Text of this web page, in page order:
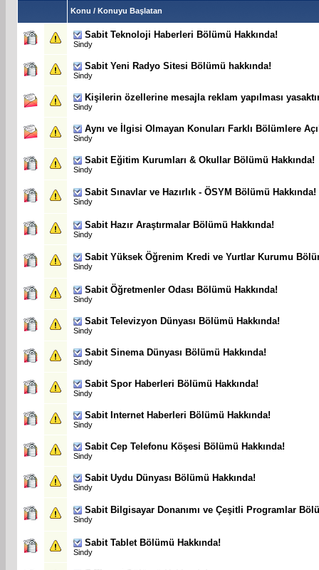
Konu / Konuyu Başlatan
Sabit Teknoloji Haberleri Bölümü Hakkında!
Sindy
Sabit Yeni Radyo Sitesi Bölümü hakkında!
Sindy
Kişilerin özellerine mesajla reklam yapılması
Sindy
Aynı ve İlgisi Olmayan Konuları Farklı Bölümlere
Sindy
Sabit Eğitim Kurumları & Okullar Bölümü Hakkında!
Sindy
Sabit Sınavlar ve Hazırlık - ÖSYM Bölümü Hakkında!
Sindy
Sabit Hazır Araştırmalar Bölümü Hakkında!
Sindy
Sabit Yüksek Öğrenim Kredi ve Yurtlar Kurumu
Sindy
Sabit Öğretmenler Odası Bölümü Hakkında!
Sindy
Sabit Televizyon Dünyası Bölümü Hakkında!
Sindy
Sabit Sinema Dünyası Bölümü Hakkında!
Sindy
Sabit Spor Haberleri Bölümü Hakkında!
Sindy
Sabit Internet Haberleri Bölümü Hakkında!
Sindy
Sabit Cep Telefonu Köşesi Bölümü Hakkında!
Sindy
Sabit Uydu Dünyası Bölümü Hakkında!
Sindy
Sabit Bilgisayar Donanımı ve Çeşitli Programlar
Sindy
Sabit Tablet Bölümü Hakkında!
Sindy